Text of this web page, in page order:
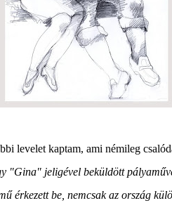
levelet kaptam, ami némileg
"Gina" jeligével beküldött
érkezett be, nemcsak az ország